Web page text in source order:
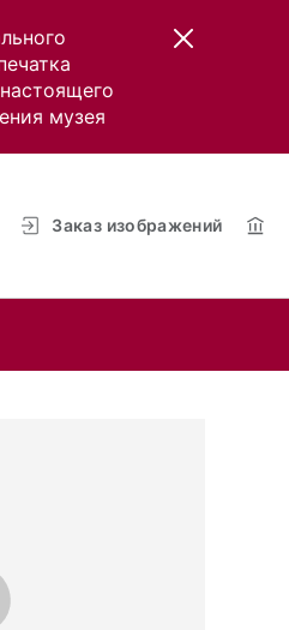
музея
Заказ изображений